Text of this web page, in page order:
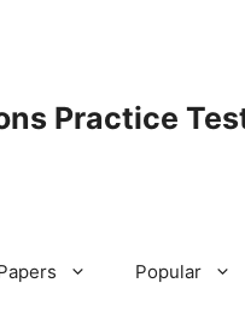
Practice
Popular